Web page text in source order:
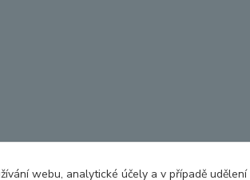
webu, analytické účely a v případě